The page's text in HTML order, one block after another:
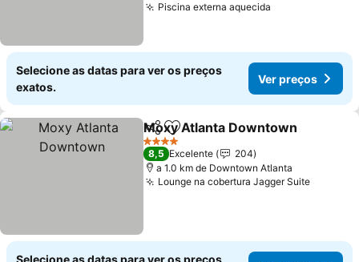
Piscina externa aquecida
Selecione as datas para ver os preços
exatos.
Ver preços
PartilharAdicionar aos favoritos
Moxy Atlanta Downtown
4 Estrelas
8,5 Excelente
204
a 1.0 km de Downtown Atlanta
Lounge na cobertura Jagger SuiteVer
Selecione as datas para ver os preços